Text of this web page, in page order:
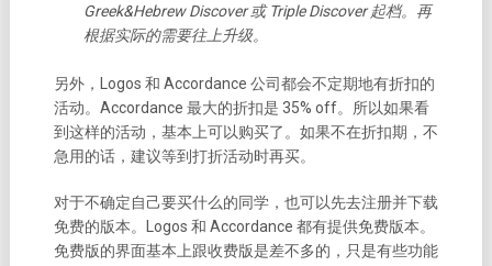
Greek&Hebrew Discover 或 Triple Discover 起档。再
根据实际的需要往上升级。
另外，Logos 和 Accordance 公司都会不定期地有折扣的
活动。Accordance 最大的折扣是 35% off。所以如果看
到这样的活动，基本上可以购买了。如果不在折扣期，不
急用的话，建议等到打折活动时再买。
对于不确定自己要买什么的同学，也可以先去注册并下载
免费的版本。Logos 和 Accordance 都有提供免费版本。
免费版的界面基本上跟收费版是差不多的，只是有些功能